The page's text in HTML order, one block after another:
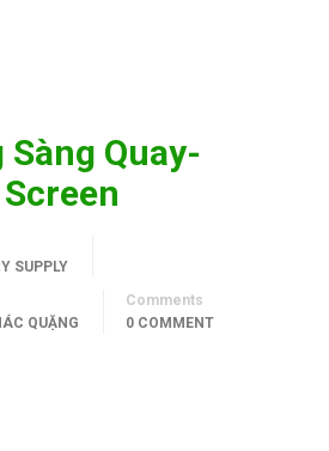
Sàng Quay-
SUPPLY
QUẶNG
Comments
0 COMMENT